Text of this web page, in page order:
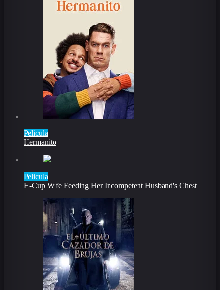
Pelicula
Hermanito
Pelicula
H-Cup Wife Feeding Her Incompetent Husband's Chest